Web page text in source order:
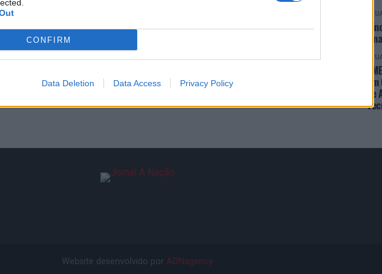
CONFIRM
Data Deletion Data Access Privacy Policy
Website desenvolvido por ADNagency